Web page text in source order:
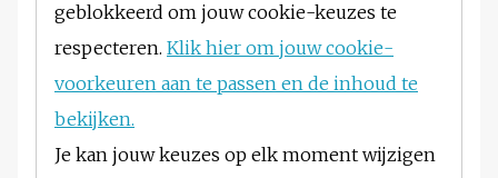
geblokkeerd om jouw cookie-keuzes te
respecteren. Klik hier om jouw cookie-
voorkeuren aan te passen en de inhoud te
bekijken.
Je kan jouw keuzes op elk moment wijzigen